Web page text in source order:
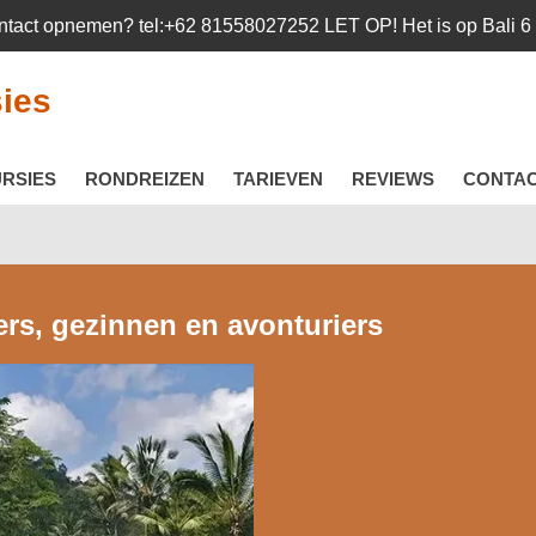
opnemen? tel:+62 81558027252 LET OP! Het is op Bali 6
RONDREIZEN TARIEVEN REVIEWS
gezinnen en avonturiers